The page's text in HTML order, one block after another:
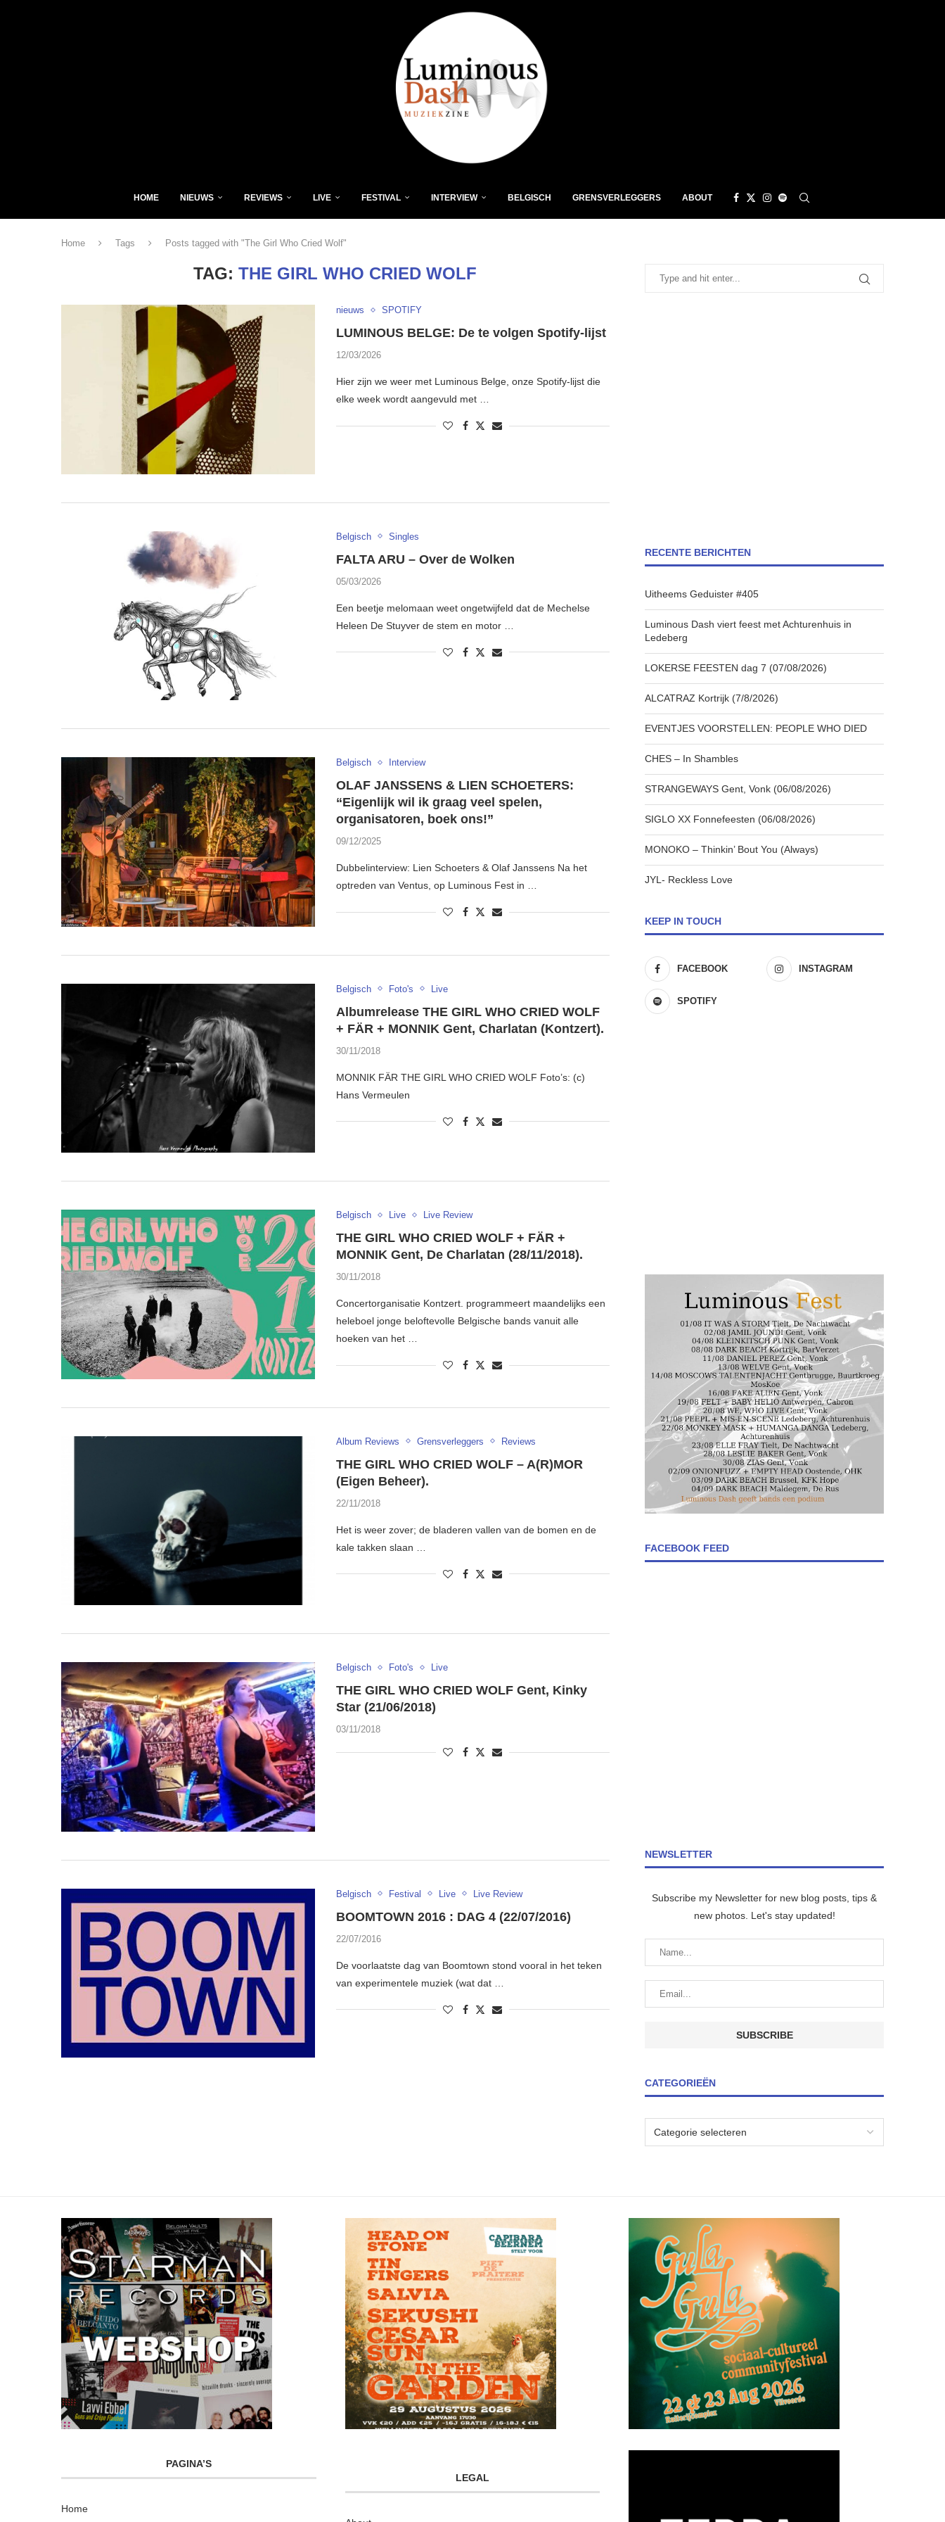
HOME NIEUWS REVIEWS LIVE FESTIVAL INTERVIEW BELGISCH GRENSVERLEGGERS ABOUT
Home Tags Posts tagged with "The Girl Who Cried Wolf"
TAG:THE GIRL WHO CRIED WOLF
nieuws SPOTIFY
LUMINOUS BELGE: De te volgen Spotify-lijst
12/03/2026
Hier zijn we weer met Luminous Belge, onze Spotify-lijst die
elke week wordt aangevuld met …
Belgisch Singles
FALTA ARU – Over de Wolken
05/03/2026
Een beetje melomaan weet ongetwijfeld dat de Mechelse
Heleen De Stuyver de stem en motor …
Belgisch Interview
OLAF JANSSENS & LIEN SCHOETERS:
“Eigenlijk wil ik graag veel spelen,
organisatoren, boek ons!”
09/12/2025
Dubbelinterview: Lien Schoeters & Olaf Janssens Na het
optreden van Ventus, op Luminous Fest in …
Belgisch Foto's Live
Albumrelease THE GIRL WHO CRIED WOLF
+ FÄR + MONNIK Gent, Charlatan (Kontzert).
30/11/2018
MONNIK FÄR THE GIRL WHO CRIED WOLF Foto’s: (c)
Hans Vermeulen
Belgisch Live Live Review
THE GIRL WHO CRIED WOLF + FÄR +
MONNIK Gent, De Charlatan (28/11/2018).
30/11/2018
Concertorganisatie Kontzert. programmeert maandelijks een
heleboel jonge beloftevolle Belgische bands vanuit alle
hoeken van het …
Album Reviews Grensverleggers Reviews
THE GIRL WHO CRIED WOLF – A(R)MOR
(Eigen Beheer).
22/11/2018
Het is weer zover; de bladeren vallen van de bomen en de
kale takken slaan …
Belgisch Foto's Live
THE GIRL WHO CRIED WOLF Gent, Kinky
Star (21/06/2018)
03/11/2018
Belgisch Festival Live Live Review
BOOMTOWN 2016 : DAG 4 (22/07/2016)
22/07/2016
De voorlaatste dag van Boomtown stond vooral in het teken
van experimentele muziek (wat dat …
RECENTE BERICHTEN
Uitheems Geduister #405
Luminous Dash viert feest met Achturenhuis in
Ledeberg
LOKERSE FEESTEN dag 7 (07/08/2026)
ALCATRAZ Kortrijk (7/8/2026)
EVENTJES VOORSTELLEN: PEOPLE WHO DIED
CHES – In Shambles
STRANGEWAYS Gent, Vonk (06/08/2026)
SIGLO XX Fonnefeesten (06/08/2026)
MONOKO – Thinkin’ Bout You (Always)
JYL- Reckless Love
KEEP IN TOUCH
FACEBOOK INSTAGRAM
SPOTIFY
FACEBOOK FEED
NEWSLETTER
Subscribe my Newsletter for new blog posts, tips &
new photos. Let's stay updated!
CATEGORIEËN
PAGINA’S
Home
LEGAL